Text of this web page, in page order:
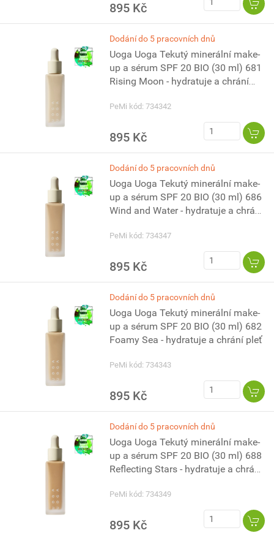
895 Kč
Dodání do 5 pracovních dnů
Uoga Uoga Tekutý minerální make-
up a sérum SPF 20 BIO (30 ml) 681
Rising Moon - hydratuje a chrání
PeMi kód: 734342
895 Kč
Dodání do 5 pracovních dnů
Uoga Uoga Tekutý minerální make-
up a sérum SPF 20 BIO (30 ml) 686
Wind and Water - hydratuje a chrání
PeMi kód: 734347
895 Kč
Dodání do 5 pracovních dnů
Uoga Uoga Tekutý minerální make-
up a sérum SPF 20 BIO (30 ml) 682
Foamy Sea - hydratuje a chrání pleť
PeMi kód: 734343
895 Kč
Dodání do 5 pracovních dnů
Uoga Uoga Tekutý minerální make-
up a sérum SPF 20 BIO (30 ml) 688
Reflecting Stars - hydratuje a chrání
PeMi kód: 734349
895 Kč